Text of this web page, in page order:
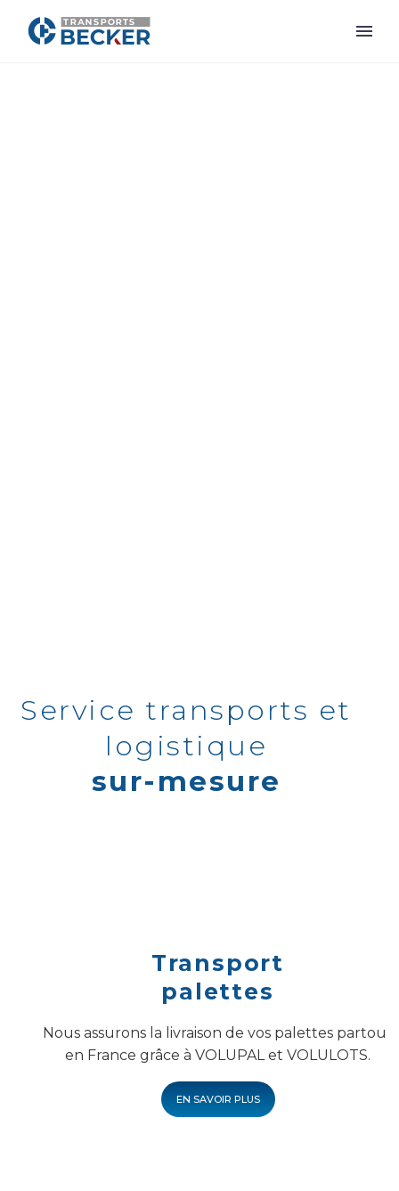
Service transports et
logistique
sur-mesure
Transport
palettes
Nous assurons la livraison de vos palettes partout
en France grâce à VOLUPAL et VOLULOTS.
EN SAVOIR PLUS